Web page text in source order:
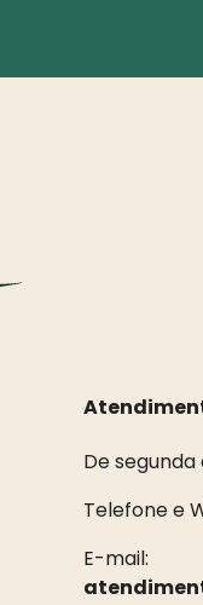
De segunda
Telefone e
E-mail: